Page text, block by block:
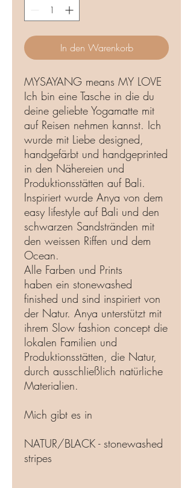
In den Warenkorb
MYSAYANG means MY LOVE
Ich bin eine Tasche in die du
deine geliebte Yogamatte mit
auf Reisen nehmen kannst. Ich
wurde mit Liebe designed,
handgefärbt und handgeprinted
in den Nähereien und
Produktionsstätten auf Bali.
Inspiriert wurde Anya von dem
easy lifestyle auf Bali und den
schwarzen Sandstränden mit
den weissen Riffen und dem
Ocean.
Alle Farben und Prints
haben ein stonewashed
finished und sind inspiriert von
der Natur. Anya unterstützt mit
ihrem Slow fashion concept die
lokalen Familien und
Produktionsstätten, die Natur,
durch ausschließlich natürliche
Materialien.
Mich gibt es in
NATUR/BLACK - stonewashed
stripes